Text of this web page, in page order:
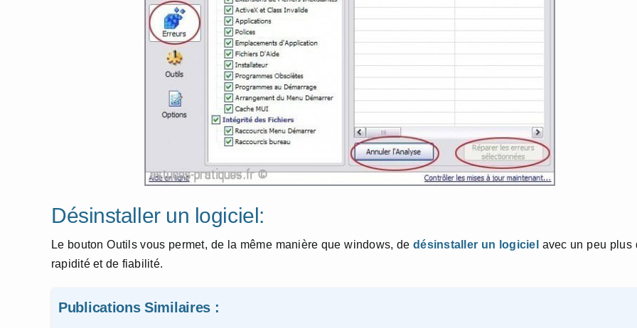
Désinstaller un logiciel:
Le bouton Outils vous permet, de la même manière que windows, dedésinstaller un logiciel avec un peu plus
rapidité et de fiabilité.
Publications Similaires :